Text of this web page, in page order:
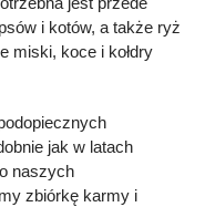
i kotów, a także ryż
miski, koce i kołdry
jak w latach
naszych
zbiórkę karmy i